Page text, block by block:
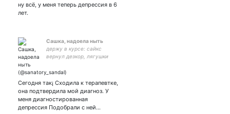
агро𔓕подонок :: 𝐬𝐡𝐢𝐭𝐩𝐨𝐬𝐭 ::
ну всё, у меня теперь депрессия в 6
лет.
Сашка, надоела ныть
держу в курсе: сайкс
вернул дезкор, лягушки
здесь публикую свои
другое
Сегодня так¡ Сходила к терапевтке,
она подтвердила мой диагноз. У
меня диагностированная
депрессия Подобрали с ней…